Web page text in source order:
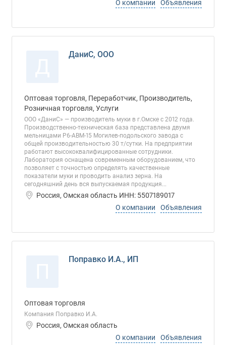
О компании
Объявления
ДаниС, ООО
Оптовая торговля, Переработчик, Производитель,
Розничная торговля, Услуги
ООО «ДаниС» — производитель муки в г.Омске с 2012 года.
Производственно-техническая база представлена двумя
мельницами Р6-АВМ-15 Могилев-подольского завода с
общей производительностью 30 т/сутки. На предприятии
работают высококвалифицированные сотрудники.
Лаборатория оснащена современным оборудованием, что
позволяет с точностью определять качественные
показатели муки и проводить анализ зерна. На
сегодняшний день вся выпускаемая продукция...
Россия, Омская область ИНН: 5507189017
О компании
Объявления
Поправко И.А., ИП
Оптовая торговля
Компания Поправко И.А.
Россия, Омская область
О компании
Объявления